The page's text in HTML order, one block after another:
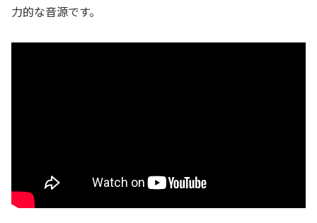
力的な音源です。